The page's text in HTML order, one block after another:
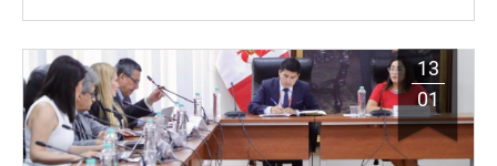
13
01